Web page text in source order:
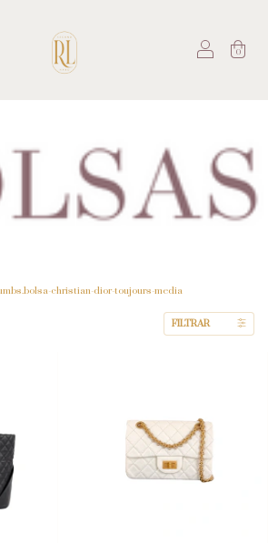
0
christian-dior-toujours-media
FILTRAR